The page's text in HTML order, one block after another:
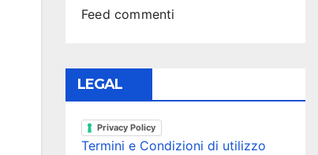
Feed commenti
LEGAL
Privacy Policy
Termini e Condizioni di utilizzo